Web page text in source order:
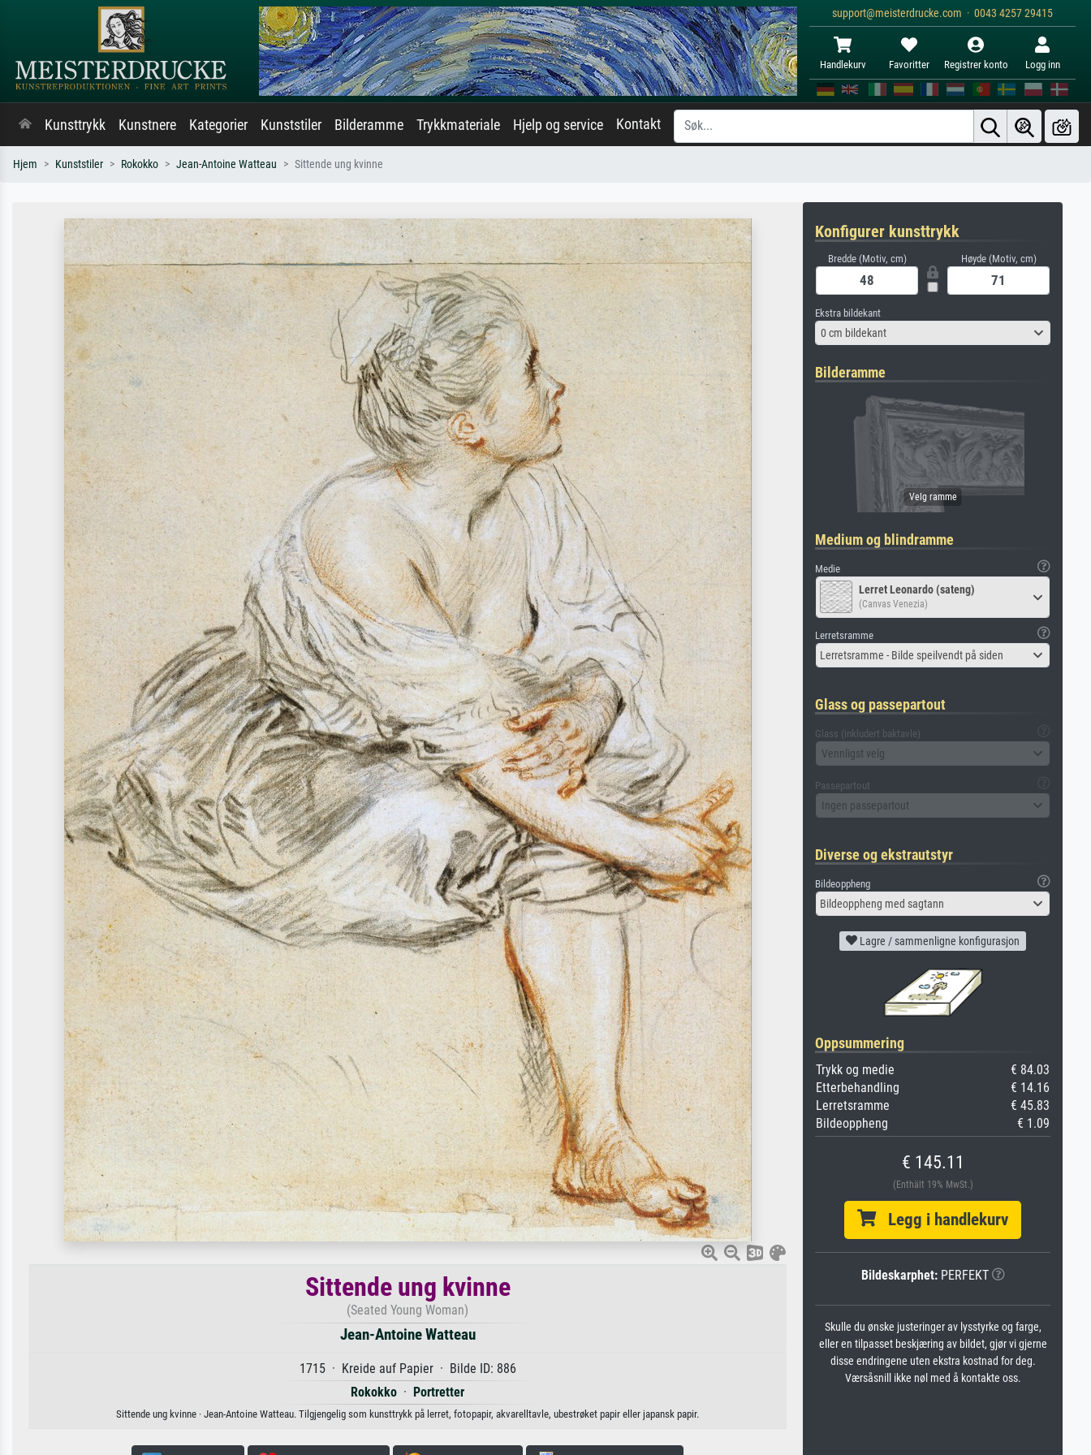
support@meisterdrucke.com · 0043 4257 29415
Handlekurv Favoritter Registrer konto Logg inn
Kunsttrykk Kunstnere Kategorier Kunststiler Bilderamme Trykkmateriale Hjelp og service Kontakt
Hjem Kunststiler Rokokko Jean-Antoine Watteau Sittende ung kvinne
Sittende ung kvinne
(Seated Young Woman)
Jean-Antoine Watteau
1715 · Kreide auf Papier · Bilde ID: 886
Rokokko · Portretter
Sittende ung kvinne · Jean-Antoine Watteau. Tilgjengelig som kunsttrykk på lerret, fotopapir, akvarelltavle, ubestrøket papir eller japansk papir.
Konfigurer kunsttrykk
Bredde (Motiv, cm) Høyde (Motiv, cm)
Ekstra bildekant
0 cm bildekant
Bilderamme
Medium og blindramme
Medie
Lerret Leonardo (sateng)
(Canvas Venezia)
Lerretsramme
Lerretsramme - Bilde speilvendt på siden
Glass og passepartout
Glass (inkludert baktavle)
Vennligst velg
Passepartout
Ingen passepartout
Diverse og ekstrautstyr
Bildeoppheng
Bildeoppheng med sagtann
Lagre / sammenligne konfigurasjon
Oppsummering
Trykk og medie
€ 84.03
Etterbehandling
€ 14.16
Lerretsramme
€ 45.83
Bildeoppheng
€ 1.09
€ 145.11
(Enthält 19% MwSt.)
Legg i handlekurv
Bildeskarphet:PERFEKT
Skulle du ønske justeringer av lysstyrke og farge,
eller en tilpasset beskjæring av bildet, gjør vi gjerne
disse endringene uten ekstra kostnad for deg.
Værsåsnill ikke nøl med å kontakte oss.